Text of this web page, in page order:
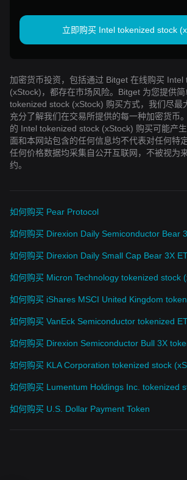
立即购买 Intel tokenized stock
加密货币投资，包括通过 Bitget 在线购买 Intel
(xStock)，都存在市场风险。Bitget 为您提供
tokenized stock (xStock) 购买方式，我们尽最
充分了解我们在交易所提供的每一种加密货币
的 Intel tokenized stock (xStock) 购买可能产
面和本网站包含的任何信息均不代表对任何特
任何价格数据均采集自公开互联网，不被视为
约。
如何购买 Pear Protocol
如何购买 Direxion Daily Small Cap Bear 3X
如何购买 Micron Technology tokenized stock
如何购买 iShares MSCI United Kingdom
如何购买 VanEck Semiconductor tokenized
如何购买 Direxion Semiconductor Bull 3X
如何购买 KLA Corporation tokenized stock
如何购买 Lumentum Holdings Inc. tokenized
如何购买 U.S. Dollar Payment Token